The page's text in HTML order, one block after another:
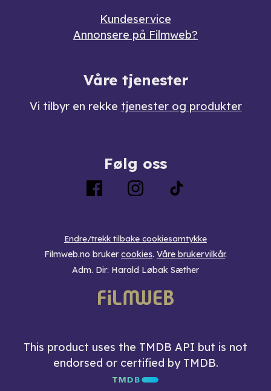
Kundeservice
Annonsere på Filmweb?
Våre tjenester
Vi tilbyr en rekke tjenester og produkter
Følg oss
Endre/trekk tilbake cookiesamtykke
Filmweb.no bruker cookies. Våre brukervilkår.
Adm. Dir: Harald Løbak Sæther
This product uses the TMDB API but is not
endorsed or certified by TMDB.